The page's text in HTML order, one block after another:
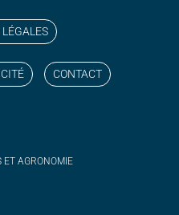
CONTACT
ET AGRONOMIE